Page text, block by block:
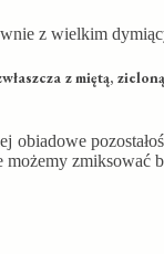
z wielkim
z miętą,
zmiksować